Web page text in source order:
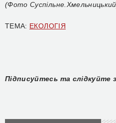
(Фото
ТЕМА: ЕКОЛОГІЯ
Підписуйтесь та слідкуйте